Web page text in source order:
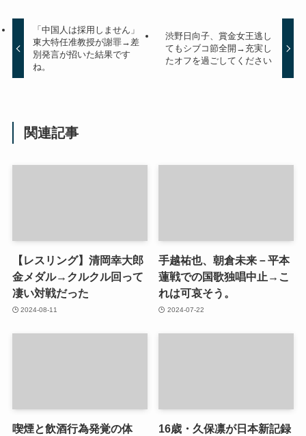
「中国人は採用しません」
東大特任准教授が謝罪→差
別発言が招いた結果です
ね。
渋野日向子、賞金女王逃し
てもシブコ節全開→充実し
たオフを過ごしてください
関連記事
【レスリング】清岡幸大郎
金メダル→クルクル回って
凄い対戦だった
2024-08-11
手越祐也、朝倉未来－平本
蓮戦での国歌独唱中止→こ
れは可哀そう。
2024-07-22
喫煙と飲酒行為発覚の体
16歳・久保凛が日本新記録